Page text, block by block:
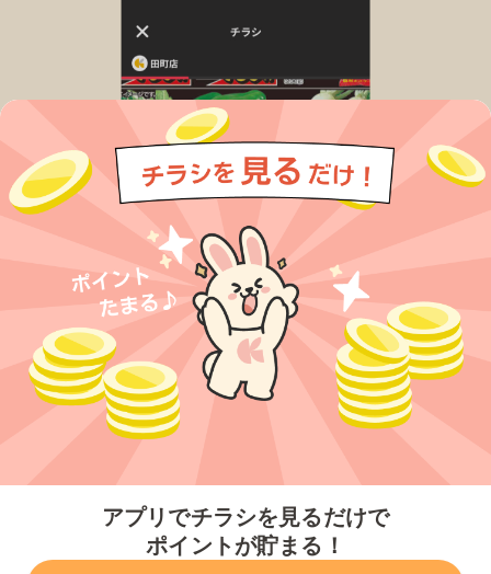
アプリでチラシを見るだけで
ポイントが貯まる！